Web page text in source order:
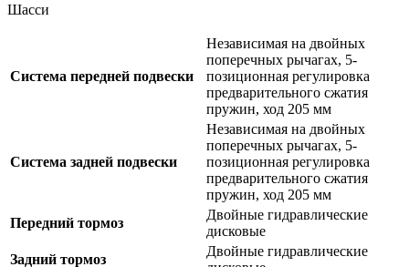
Шасси
Система передней подвески
Независимая на двойных
поперечных рычагах, 5-
позиционная регулировка
предварительного сжатия
пружин, ход 205 мм
Система задней подвески
Независимая на двойных
поперечных рычагах, 5-
позиционная регулировка
предварительного сжатия
пружин, ход 205 мм
Передний тормоз
Двойные гидравлические
дисковые
Задний тормоз
Двойные гидравлические